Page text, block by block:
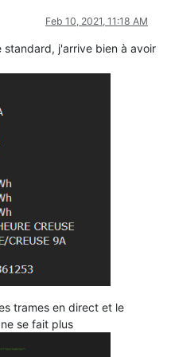
Feb 10, 2021, 11:18 AM
j'arrive bien à avoir
trames en direct et le
se fait plus